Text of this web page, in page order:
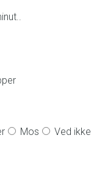
Mos Ved ikke